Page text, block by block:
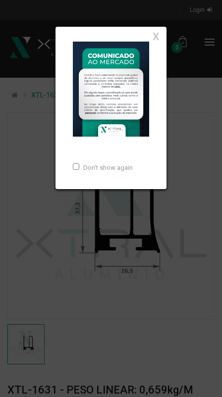
Login
0
X
Don't show again
XTL-1631 - PESO LINEAR: 0,659kg/m
XTL-1631 - PESO LINEAR: 0,659kg/m